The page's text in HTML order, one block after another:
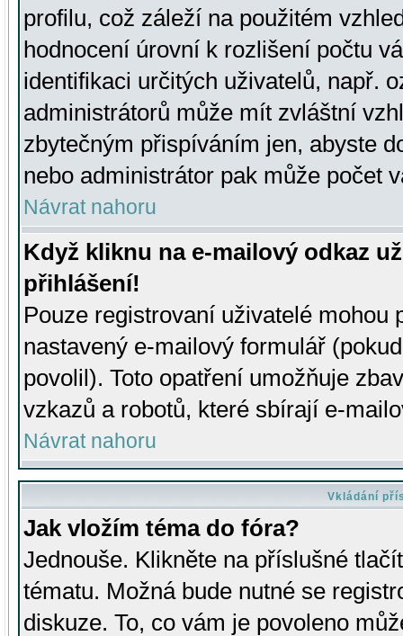
profilu, což záleží na použitém
hodnocení úrovní k rozlišení počtu
identifikaci určitých uživatelů, např.
administrátorů může mít zvláštní
zbytečným přispíváním jen, abyste
nebo administrátor pak může počet
Návrat nahoru
Když kliknu na e-mailový odkaz
přihlášení!
Pouze registrovaní uživatelé mohou
nastavený e-mailový formulář
povolil). Toto opatření umožňuje
vzkazů a robotů, které sbírají e-
Návrat nahoru
Vkládání
Jak vložím téma do fóra?
Jednouše. Klikněte na příslušné
tématu. Možná bude nutné se
diskuze. To, co vám je povoleno